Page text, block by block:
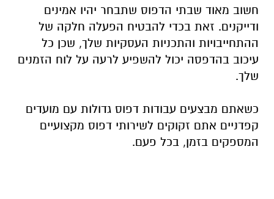
חשוב מאוד שבתי הדפוס שתבחר יהיו אמינים
ודייקנים. זאת בכדי להבטיח הפעלה חלקה של
ההתחייבויות והתכניות העסקיות שלך, שכן כל
עיכוב בהדפסה יכול להשפיע לרעה על לוח הזמנים
שלך.
כשאתם מבצעים עבודות דפוס גדולות עם מועדים
קפדניים אתם זקוקים לשירותי דפוס מקצועיים
המספקים בזמן, בכל פעם.